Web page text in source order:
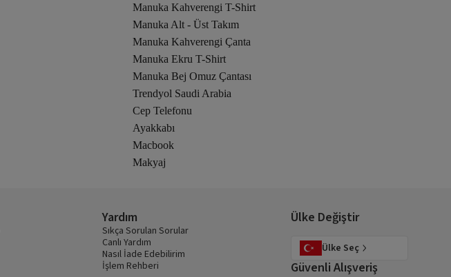
Manuka Kahverengi T-Shirt
Manuka Alt - Üst Takım
Manuka Kahverengi Çanta
Manuka Ekru T-Shirt
Manuka Bej Omuz Çantası
Trendyol Saudi Arabia
Cep Telefonu
Ayakkabı
Macbook
Makyaj
Yardım
Sıkça Sorulan Sorular
Canlı Yardım
Nasıl İade Edebilirim
İşlem Rehberi
Ülke Değiştir
Ülke Seç
Güvenli Alışveriş